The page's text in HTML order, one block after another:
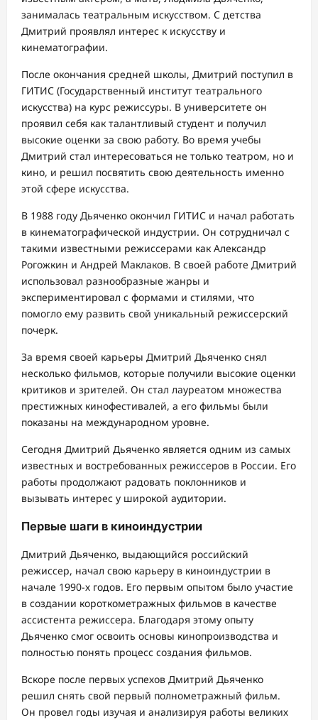
занималась театральным искусством. С детства
Дмитрий проявлял интерес к искусству и
кинематографии.
После окончания средней школы, Дмитрий поступил в
ГИТИС (Государственный институт театрального
искусства) на курс режиссуры. В университете он
проявил себя как талантливый студент и получил
высокие оценки за свою работу. Во время учебы
Дмитрий стал интересоваться не только театром, но и
кино, и решил посвятить свою деятельность именно
этой сфере искусства.
В 1988 году Дьяченко окончил ГИТИС и начал работать
в кинематографической индустрии. Он сотрудничал с
такими известными режиссерами как Александр
Рогожкин и Андрей Маклаков. В своей работе Дмитрий
использовал разнообразные жанры и
экспериментировал с формами и стилями, что
помогло ему развить свой уникальный режиссерский
почерк.
За время своей карьеры Дмитрий Дьяченко снял
несколько фильмов, которые получили высокие оценки
критиков и зрителей. Он стал лауреатом множества
престижных кинофестивалей, а его фильмы были
показаны на международном уровне.
Сегодня Дмитрий Дьяченко является одним из самых
известных и востребованных режиссеров в России. Его
работы продолжают радовать поклонников и
вызывать интерес у широкой аудитории.
Первые шаги в киноиндустрии
Дмитрий Дьяченко, выдающийся российский
режиссер, начал свою карьеру в киноиндустрии в
начале 1990-х годов. Его первым опытом было участие
в создании короткометражных фильмов в качестве
ассистента режиссера. Благодаря этому опыту
Дьяченко смог освоить основы кинопроизводства и
полностью понять процесс создания фильмов.
Вскоре после первых успехов Дмитрий Дьяченко
решил снять свой первый полнометражный фильм.
Он провел годы изучая и анализируя работы великих